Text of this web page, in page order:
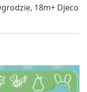
18m+ Djeco